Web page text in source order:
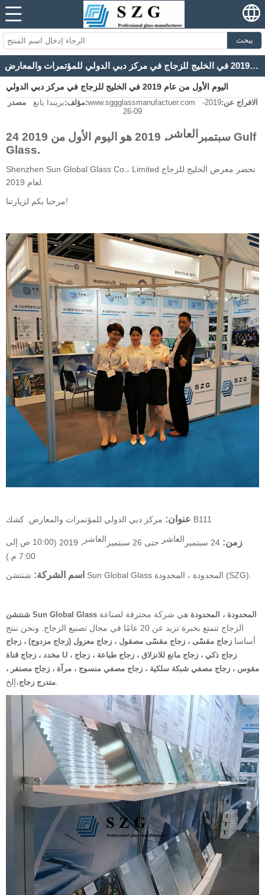
يبحث
اليوم الأول من عام 2019 في الخليج للزجاج في مركز دبي الدولي للمؤتمرات والمعارض
اليوم الأول من عام 2019 في الخليج للزجاج في مركز دبي الدولي
للمؤتمرات والمعارض
مؤلف:بريندا يانغ مصدر:www.sggglassmanufactuer.com الافراج عن:
2019-
09-26
24 سبتمبر العاشر
، 2019 هو اليوم الأول من 2019 Gulf
Glass.
Shenzhen Sun Global Glass Co.، Limited تحضر معرض الخليج للزجاج
لعام 2019.
مرحبا بكم لزيارتنا!
عنوان: مركز دبي الدولي للمؤتمرات والمعارض. كشك B111
زمن: 24 سبتمبر العاشر حتى 26 سبتمبر العاشر ، 2019 (
10:00 ص إلى
7:00 م.)
اسم الشركة: شنتشن Sun Global Glass المحدودة ، المحدودة (SZG).
شنتشن Sun Global Glass المحدودة ، المحدودة هي شركة محترفة لصناعة
الزجاج تتمتع بخبرة تزيد عن 20 عامًا في مجال تصنيع الزجاج. ونحن ننتج
أساسا زجاج مقسّى ، زجاج مقسّى مصقول ، زجاج معزول (زجاج مزدوج) ، زجاج
مخدد ، زجاج قناة U ، زجاج ذكي ، زجاج مانع للانزلاق ، زجاج طباعة ، زجاج
مقوس ، زجاج مصفي شبكة سلكية ، زجاج مصفي منسوج ، مرآة ، زجاج مصنفر ،
متدرج زجاج